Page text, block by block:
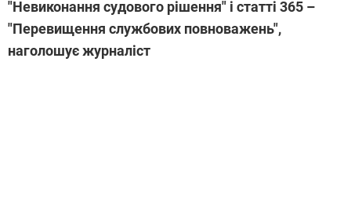
"Невиконання судового рішення" і статті 365 –
"Перевищення службових повноважень",
наголошує журналіст